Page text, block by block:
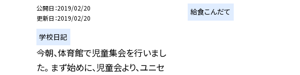
公開日 2019/02/20
更新日 2019/02/20
学校日記
今朝、体育館で児童集会を行いまし
た。 まず始めに、児童会より、ユニセ
給食こんだて